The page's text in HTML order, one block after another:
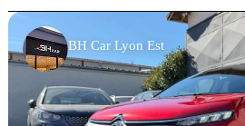
BH Car Lyon Est